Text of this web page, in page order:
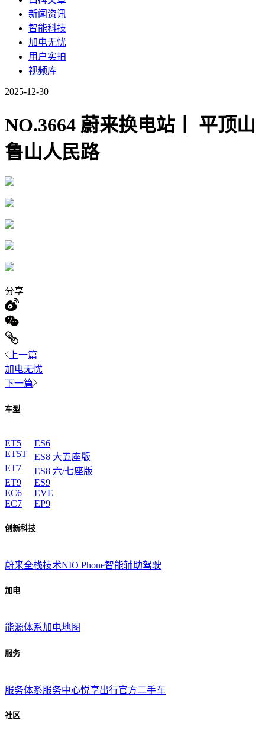
新闻资讯
智能科技
加电无忧
用户实拍
视频库
2025-12-30
NO.3664 蔚来换电站丨 平顶山
鲁山人民路
分享
上一篇
加电无忧
下一篇
车型
ET5
ET5T
ET7
ET9
EC6
EC7
ES6
ES8 大五座版
ES8 六/七座版
ES9
EVE
EP9
创新科技
蔚来全栈技术NIO Phone智能辅助驾驶
加电
能源体系加电地图
服务
服务体系服务中心悦享出行官方二手车
社区